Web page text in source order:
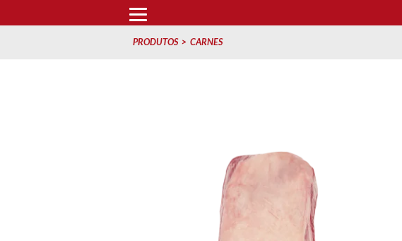
PRODUTOS CARNES